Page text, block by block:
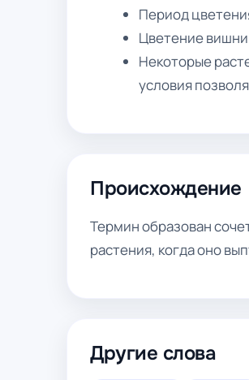
Период
Цветение
Некоторые
условия
Происхождение
Термин образован
растения, когда оно
Другие слова